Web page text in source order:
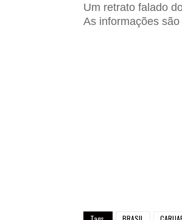
Um retrato falado
As informações